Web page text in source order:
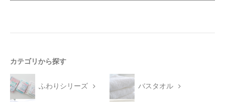
カテゴリから探す
ふわりシリーズ バスタオル